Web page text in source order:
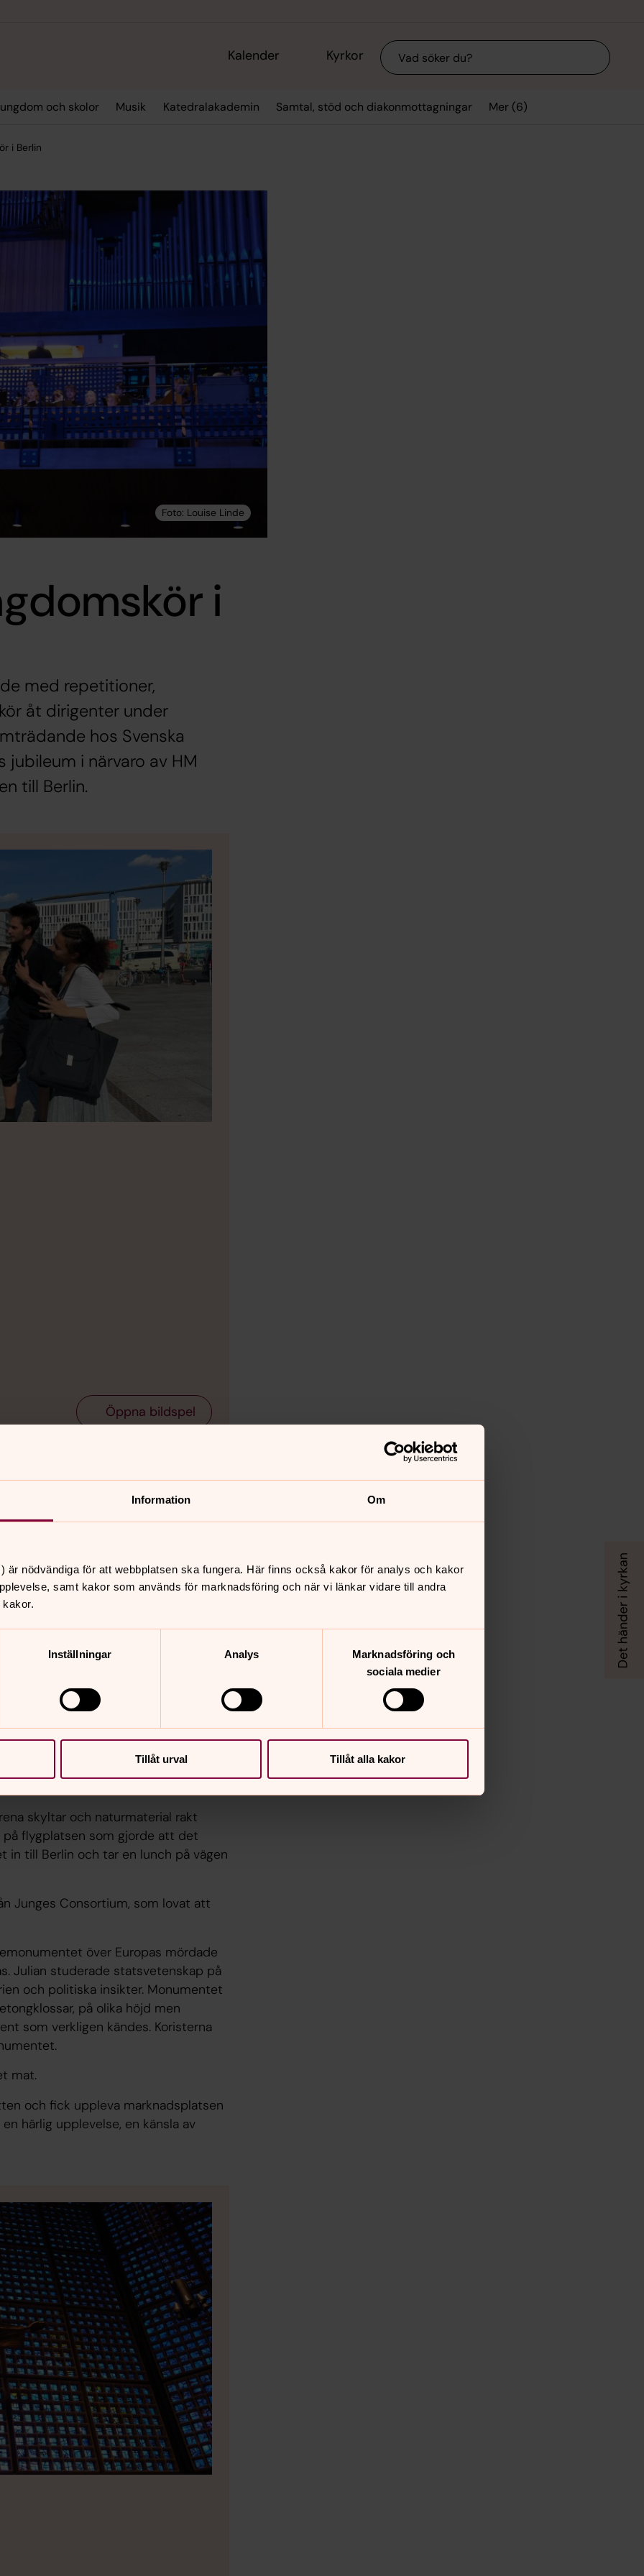
Information Om
är nödvändiga för att webbplatsen ska fungera. Här finns också kakor för analys och kakor
samt kakor som används för marknadsföring och när vi länkar vidare till andra
Inställningar Analys
Marknadsföring och
sociala medier
Tillåt urval Tillåt alla kakor
Kalender Kyrkor Sök
och skolor Musik Katedralakademin Samtal, stöd och diakonmottagningar Mer (6)
i Berlin
i
med repetitioner,
åt dirigenter under
hos Svenska
i närvaro av HM
till Berlin.
Öppna bildspel
vid incheckningsmaskinen.
Vi letar efter den minst långa kön på
Med på flygresan är Mattias
Några korister har valt att ta
med långa köer. Tony
hjälpa till med incheckningen
till kören som vi skulle
egen tid på Arlanda innan
skyltar och naturmaterial rakt
flygplatsen som gjorde att det
in till Berlin och tar en lunch på vägen
Junges Consortium, som lovat att
över Europas mördade
Julian studerade statsvetenskap på
och politiska insikter. Monumentet
på olika höjd men
som verkligen kändes. Koristerna
mat.
och fick uppleva marknadsplatsen
härlig upplevelse, en känsla av